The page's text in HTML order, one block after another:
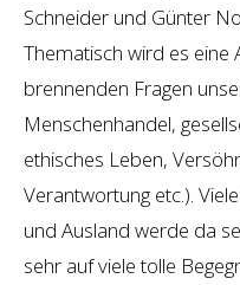
Schneider und Günter
Thematisch wird es eine
brennenden Fragen
Menschenhandel,
ethisches Leben,
Verantwortung etc.).
und Ausland werde da
sehr auf viele tolle